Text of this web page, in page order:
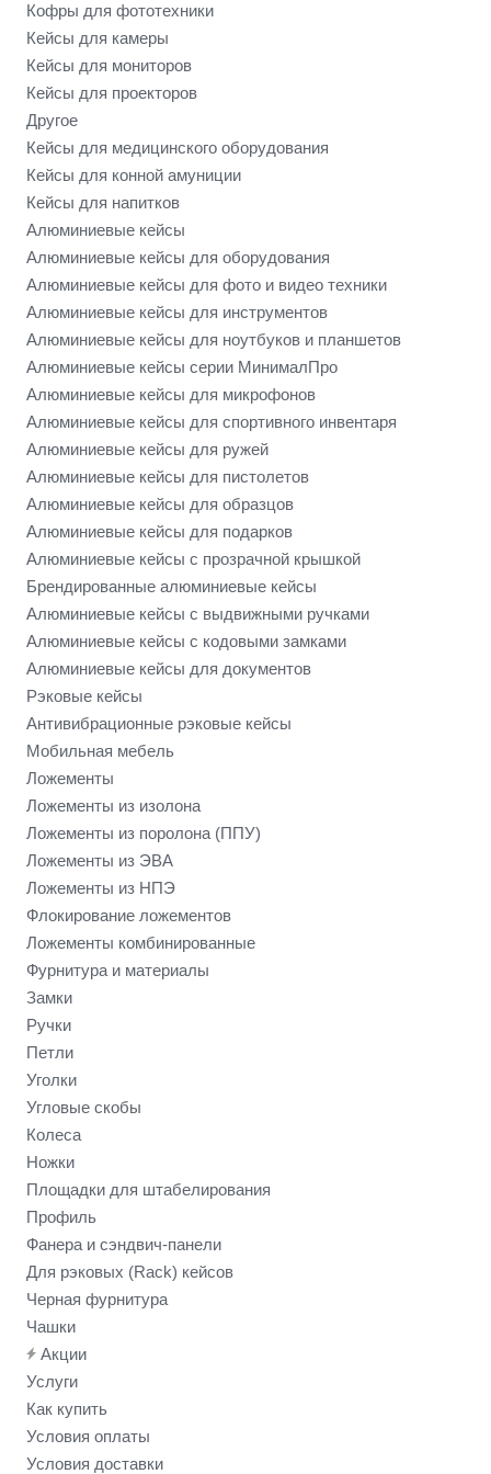
Кофры для фототехники
Кейсы для камеры
Кейсы для мониторов
Кейсы для проекторов
Другое
Кейсы для медицинского оборудования
Кейсы для конной амуниции
Кейсы для напитков
Алюминиевые кейсы
Алюминиевые кейсы для оборудования
Алюминиевые кейсы для фото и видео техники
Алюминиевые кейсы для инструментов
Алюминиевые кейсы для ноутбуков и планшетов
Алюминиевые кейсы серии МинималПро
Алюминиевые кейсы для микрофонов
Алюминиевые кейсы для спортивного инвентаря
Алюминиевые кейсы для ружей
Алюминиевые кейсы для пистолетов
Алюминиевые кейсы для образцов
Алюминиевые кейсы для подарков
Алюминиевые кейсы с прозрачной крышкой
Брендированные алюминиевые кейсы
Алюминиевые кейсы с выдвижными ручками
Алюминиевые кейсы с кодовыми замками
Алюминиевые кейсы для документов
Рэковые кейсы
Антивибрационные рэковые кейсы
Мобильная мебель
Ложементы
Ложементы из изолона
Ложементы из поролона (ППУ)
Ложементы из ЭВА
Ложементы из НПЭ
Флокирование ложементов
Ложементы комбинированные
Фурнитура и материалы
Замки
Ручки
Петли
Уголки
Угловые скобы
Колеса
Ножки
Площадки для штабелирования
Профиль
Фанера и сэндвич-панели
Для рэковых (Rack) кейсов
Черная фурнитура
Чашки
Акции
Услуги
Как купить
Условия оплаты
Условия доставки